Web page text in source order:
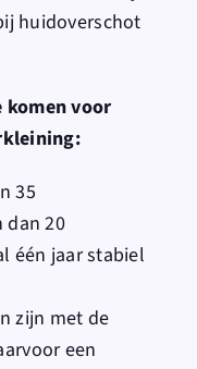
huidoverschot
komen voor
35
dan 20
één jaar stabiel
zijn met de
een